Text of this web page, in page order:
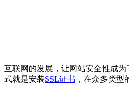
互联网的发展，让网站安全性成
式就是安装SSL证书 ，在众多类